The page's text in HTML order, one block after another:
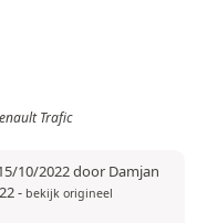
Trafic
10/2022 door Damjan
- bekijk origineel